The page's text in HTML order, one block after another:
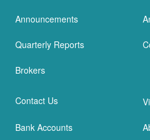
Announcements
Quarterly Reports
Brokers
Contact Us
Bank Accounts